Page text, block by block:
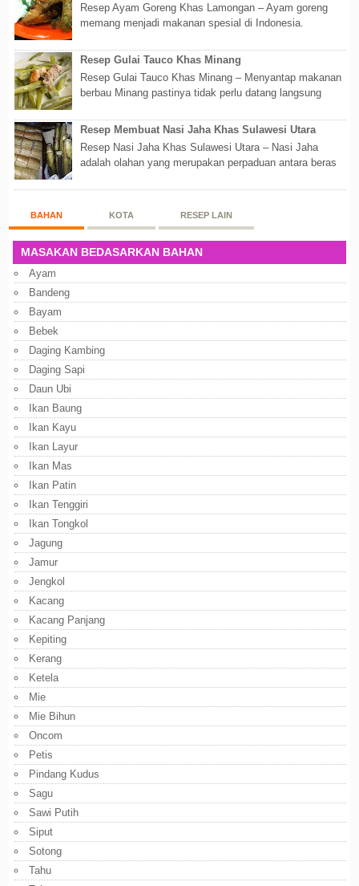
Resep Ayam Goreng Khas Lamongan – Ayam goreng
memang menjadi makanan spesial di Indonesia.
Resep Gulai Tauco Khas Minang
Resep Gulai Tauco Khas Minang – Menyantap makanan
berbau Minang pastinya tidak perlu datang langsung
Resep Membuat Nasi Jaha Khas Sulawesi Utara
Resep Nasi Jaha Khas Sulawesi Utara – Nasi Jaha
adalah olahan yang merupakan perpaduan antara beras
BAHAN KOTA RESEP LAIN
MASAKAN BEDASARKAN BAHAN
Ayam
Bandeng
Bayam
Bebek
Daging Kambing
Daging Sapi
Daun Ubi
Ikan Baung
Ikan Kayu
Ikan Layur
Ikan Mas
Ikan Patin
Ikan Tenggiri
Ikan Tongkol
Jagung
Jamur
Jengkol
Kacang
Kacang Panjang
Kepiting
Kerang
Ketela
Mie
Mie Bihun
Oncom
Petis
Pindang Kudus
Sagu
Sawi Putih
Siput
Sotong
Tahu